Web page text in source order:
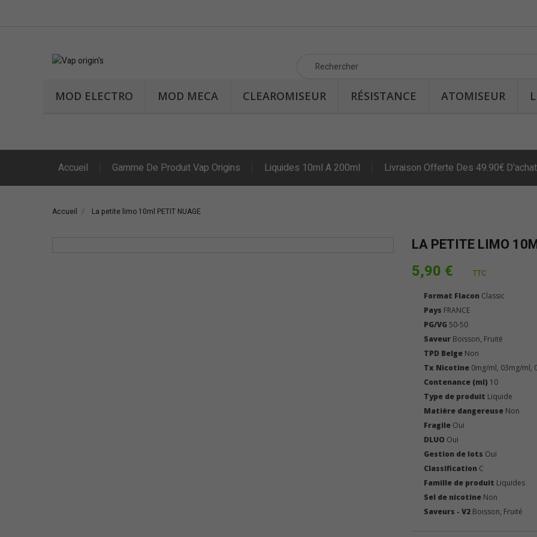
MOD ELECTRO MOD MECA CLEAROMISEUR RÉSISTANCE ATOMISEUR
Accueil Gamme De Produit Vap Origins Liquides 10ml A 200ml Livraison Offerte Des 49.90€ D'achat
Accueil La petite limo 10ml PETIT NUAGE
LA PETITE LIMO
5,90 € TTC
Format Flacon Classic
Pays FRANCE
PG/VG50-50
Saveur Boisson, Fruité
TPD Belge Non
Tx Nicotine 0mg/ml, 03mg/ml,
Contenance (ml) 10
Type de produit Liquide
Matière dangereuse Non
Fragile Oui
DLUO Oui
Gestion de lots Oui
Classification C
Famille de produit Liquides
Sel de nicotine Non
Saveurs - V2 Boisson, Fruité